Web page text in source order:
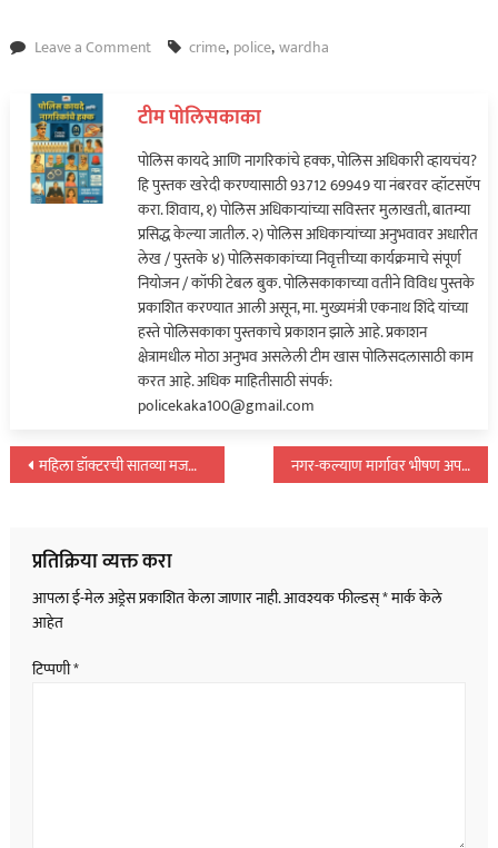
Leave a Commenton
पोलिस
नुरुल
हसन
यांच्या
पाठीवर
कौतुकाची
थाप…
crime, police,wardha
टीम पोलिसकाका
पोलिस कायदे आणि नागरिकांचे हक्क, पोलिस अधिकारी व्हायचंय?
हि पुस्तक खरेदी करण्यासाठी 93712 69949 या नंबरवर व्हॉटसऍप
करा. शिवाय, १) पोलिस अधिकाऱ्यांच्या सविस्तर मुलाखती, बातम्या
प्रसिद्ध केल्या जातील. २) पोलिस अधिकाऱ्यांच्या अनुभवावर अधारीत
लेख / पुस्तके ४) पोलिसकाकांच्या निवृत्तीच्या कार्यक्रमाचे संपूर्ण
नियोजन / कॉफी टेबल बुक. पोलिसकाकाच्या वतीने विविध पुस्तके
प्रकाशित करण्यात आली असून, मा. मुख्यमंत्री एकनाथ शिंदे यांच्या
हस्ते पोलिसकाका पुस्तकाचे प्रकाशन झाले आहे. प्रकाशन
क्षेत्रामधील मोठा अनुभव असलेली टीम खास पोलिसदलासाठी काम
करत आहे. अधिक माहितीसाठी संपर्क:
policekaka100@gmail.com
पोस्टचे
महिला डॉक्टरची सातव्या मजल्यावरुन उडी मारुन आत्महत्या, गुन्हा दाखल… नगर-कल्याण मार्गावर भीषण अपघात! पाच मजुरांना चिरडले…
प्रतिक्रिया व्यक्त करा
आपला ई-मेल अड्रेस प्रकाशित केला जाणार नाही.आवश्यक फील्डस्*मार्क केले
आहेत
टिप्पणी*